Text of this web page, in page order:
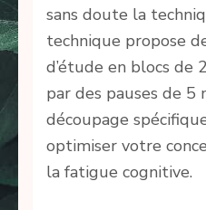
sans doute la
technique propose
d’étude en blocs de
par des pauses de 5
découpage
optimiser votre
la fatigue cognitive.